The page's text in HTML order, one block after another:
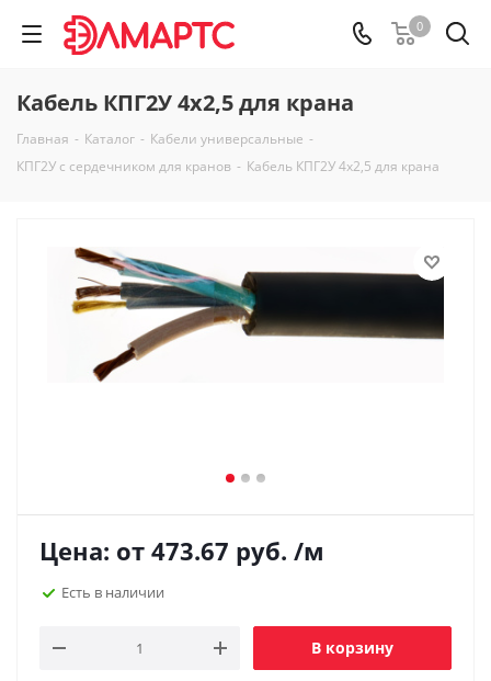
0
Кабель КПГ2У 4х2,5 для крана
Главная - Каталог - Кабели универсальные -
КПГ2У с сердечником для кранов - Кабель КПГ2У 4х2,5 для крана
Цена: от 473.67 руб. /м
Есть в наличии
В корзину